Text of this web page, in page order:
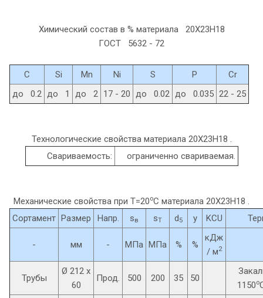
Химический состав в % материала 20Х23Н18
ГОСТ 5632 - 72
C Si Mn Ni S P
Cr
до 0.2 до 1 до 2 17 - 20 до 0.02 до 0.035 22 - 25
Технологические свойства материала 20Х23Н18 .
Свариваемость:
ограниченно свариваемая.
Механические свойства при Т=20oС материала 20Х23Н18 .
Сортамент Размер Напр. sв sT d5 y KCU
- мм - МПа МПа % %
кДж
/ м2
Трубы
Ø 212 x
60
Прод. 500 200 35 50
1150o